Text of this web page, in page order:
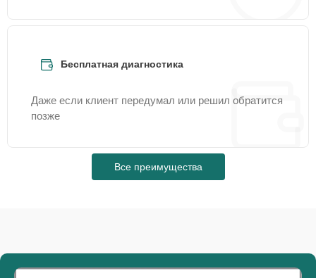
Бесплатная диагностика
Даже если клиент передумал или решил обратится
позже
Все преимущества